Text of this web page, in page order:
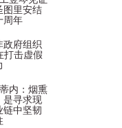
图里安结
周年
政府组织
打击虚假
内：烟熏
是寻求现
链中坚韧